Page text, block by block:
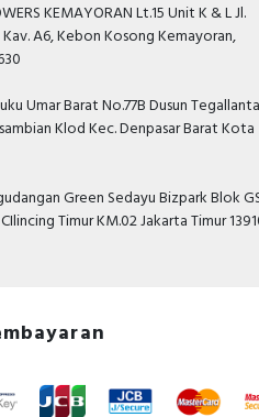
KEMAYORAN Lt.15 Unit K & L Jl.
A6, Kebon Kosong Kemayoran,
Umar Barat No.77B Dusun
Klod Kec. Denpasar Barat Kota
Green Sedayu Bizpark Blok
Timur KM.02 Jakarta Timur